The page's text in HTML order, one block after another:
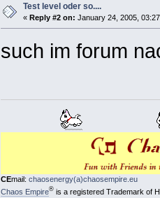
Test level oder so....
« Reply #2 on: January 24, 2005,
such im forum
CEmail: chaosenergy(a)chaosempire.eu
Chaos Empire®is a registered Trademark of